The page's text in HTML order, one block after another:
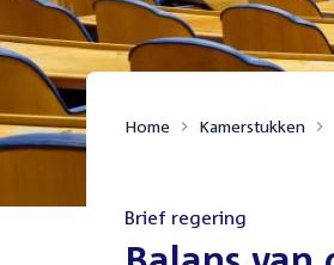
Home Kamerstukken
Brief regering
: